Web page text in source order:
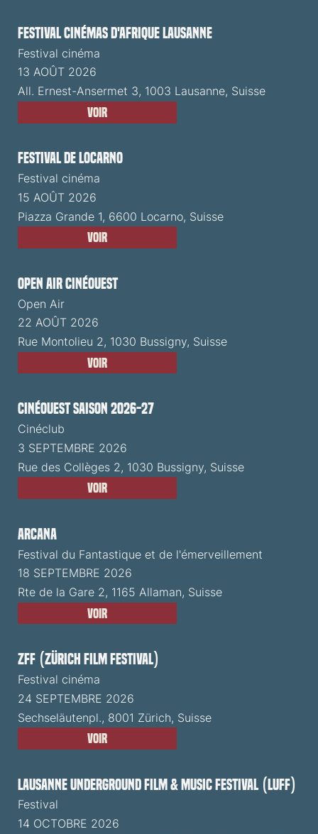
Festival cinémas d'Afrique Lausanne
Festival cinéma
13 AOÛT 2026
All. Ernest-Ansermet 3, 1003 Lausanne, Suisse
Voir
Festival de Locarno
Festival cinéma
15 AOÛT 2026
Piazza Grande 1, 6600 Locarno, Suisse
Voir
Open Air CinéOuest
Open Air
22 AOÛT 2026
Rue Montolieu 2, 1030 Bussigny, Suisse
Voir
CinéOuest Saison 2026-27
Cinéclub
3 SEPTEMBRE 2026
Rue des Collèges 2, 1030 Bussigny, Suisse
Voir
ARCANA
Festival du Fantastique et de l'émerveillement
18 SEPTEMBRE 2026
Rte de la Gare 2, 1165 Allaman, Suisse
Voir
ZFF (Zürich Film Festival)
Festival cinéma
24 SEPTEMBRE 2026
Sechseläutenpl., 8001 Zürich, Suisse
Voir
Lausanne Underground Film & Music Festival (LUFF)
Festival
14 OCTOBRE 2026